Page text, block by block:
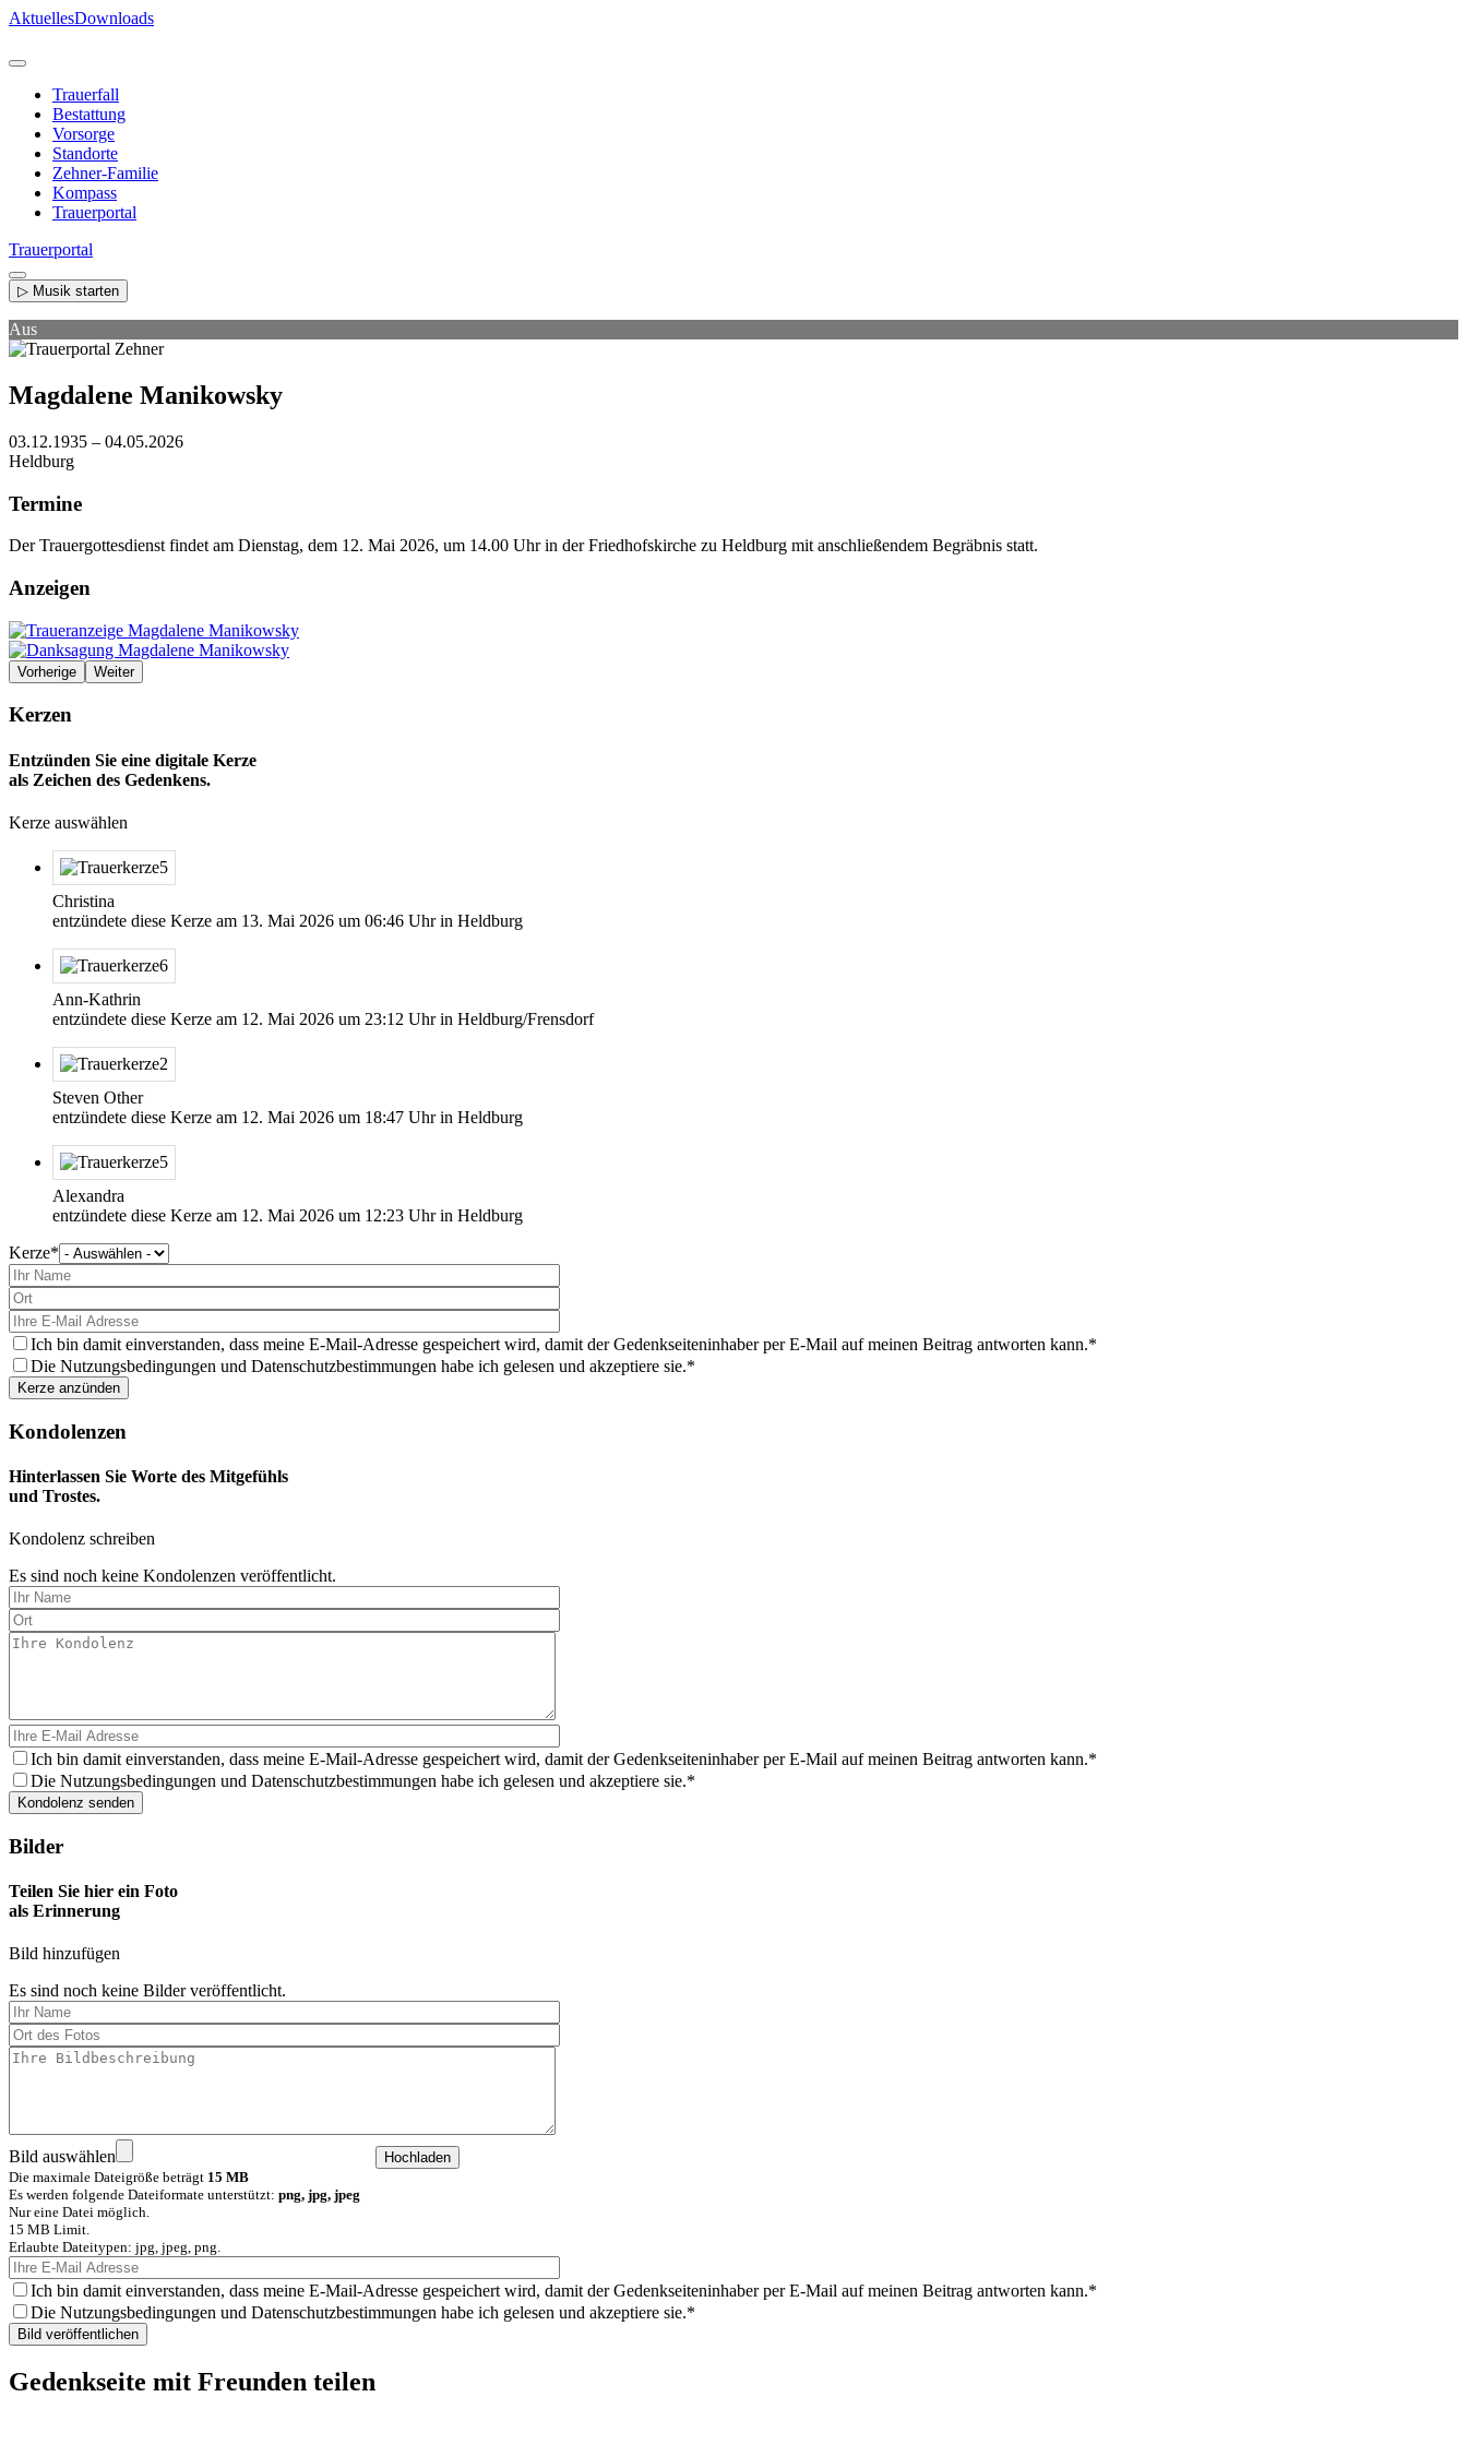
Direkt
Inhalt
AktuellesDownloads
Trauerfall
Bestattung
Vorsorge
Standorte
Zehner-Familie
Kompass
Trauerportal
Trauerportal
▷ Musik starten
Aus
Magdalene Manikowsky
03.12.1935 – 04.05.2026
Heldburg
Termine
Der Trauergottesdienst findet am Dienstag, dem 12. Mai 2026, um 14.00 Uhr in der Friedhofskirche zu Heldburg mit anschließendem Begräbnis statt.
Anzeigen
Vorherige Weiter
Kerzen
Entzünden Sie eine digitale Kerze
als Zeichen des Gedenkens.
Kerze auswählen
Christina
entzündete diese Kerze am 13. Mai 2026 um 06:46 Uhr in Heldburg
Ann-Kathrin
entzündete diese Kerze am 12. Mai 2026 um 23:12 Uhr in Heldburg/Frensdorf
Steven Other
entzündete diese Kerze am 12. Mai 2026 um 18:47 Uhr in Heldburg
Alexandra
entzündete diese Kerze am 12. Mai 2026 um 12:23 Uhr in Heldburg
Kerze
wählen
Sie
aus
Ich bin damit einverstanden, dass meine E-Mail-Adresse gespeichert wird, damit der Gedenkseiteninhaber per E-Mail auf meinen Beitrag antworten kann.
Die Nutzungsbedingungen und Datenschutzbestimmungen habe ich gelesen und akzeptiere sie.
Kondolenzen
Hinterlassen Sie Worte des Mitgefühls
und Trostes.
Kondolenz schreiben
Es sind noch keine Kondolenzen veröffentlicht.
Ich bin damit einverstanden, dass meine E-Mail-Adresse gespeichert wird, damit der Gedenkseiteninhaber per E-Mail auf meinen Beitrag antworten kann.
Die Nutzungsbedingungen und Datenschutzbestimmungen habe ich gelesen und akzeptiere sie.
Bilder
Teilen Sie hier ein Foto
als Erinnerung
Bild hinzufügen
Es sind noch keine Bilder veröffentlicht.
Bild auswählen
Die maximale Dateigröße beträgt 15 MB
Es werden folgende Dateiformate unterstützt: png, jpg, jpeg
Nur eine Datei möglich.
15 MB Limit.
Erlaubte Dateitypen: jpg, jpeg, png.
Ich bin damit einverstanden, dass meine E-Mail-Adresse gespeichert wird, damit der Gedenkseiteninhaber per E-Mail auf meinen Beitrag antworten kann.
Die Nutzungsbedingungen und Datenschutzbestimmungen habe ich gelesen und akzeptiere sie.
Gedenkseite mit Freunden teilen